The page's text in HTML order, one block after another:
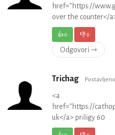
href="https://
over the counter</
👍0 👎0
Odgovori ⇾
Trichag
<a
href="https://
uk</a> priligy 60